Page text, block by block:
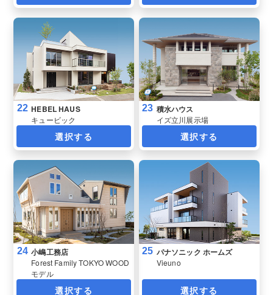
22 HEBEL HAUS
キュービック
選択する
23 積水ハウス
イズ立川展示場
選択する
24 小嶋工務店
Forest Family TOKYO WOOD
モデル
選択する
25 パナソニック ホームズ
Vieuno
選択する